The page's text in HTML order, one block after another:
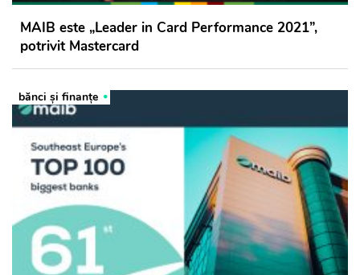
MAIB este „Leader in Card Performance 2021”,
potrivit Mastercard
bănci şi finanţe